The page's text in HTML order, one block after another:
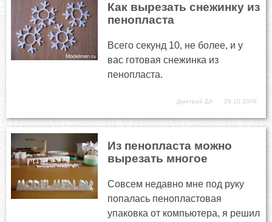
Как вырезать снежинку из
пенопласта
Всего секунд 10, не более, и у
вас готовая снежинка из
пенопласта.
Дмитрий ДА 29.10.2009
Из пенопласта можно
вырезать многое
Совсем недавно мне под руку
попалась пенопластовая
упаковка от компьютера, я решил